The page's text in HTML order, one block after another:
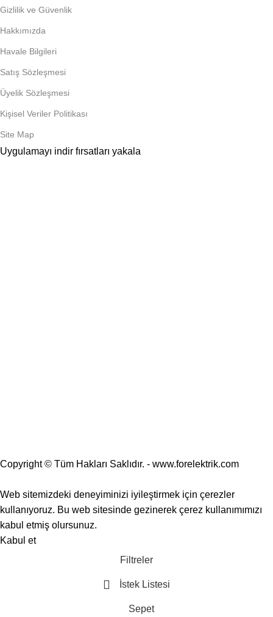
Gizlilik ve Güvenlik
Hakkımızda
Havale Bilgileri
Satış Sözleşmesi
Üyelik Sözleşmesi
Kişisel Veriler Politikası
Site Map
Uygulamayı indir fırsatları yakala
Copyright © Tüm Hakları Saklıdır. - www.forelektrik.com
Web sitemizdeki deneyiminizi iyileştirmek için çerezler
kullanıyoruz. Bu web sitesinde gezinerek çerez kullanımımızı
kabul etmiş olursunuz.
Kabul et
Filtreler
İstek Listesi
Sepet